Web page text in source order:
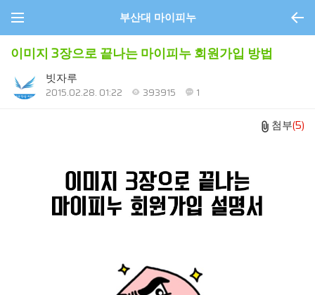
부산대 마이피누
이미지 3장으로 끝나는 마이피누 회원가입 방법
빗자루
2015.02.28. 01:22 393915 1
첨부(5)